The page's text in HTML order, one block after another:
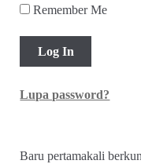
Remember Me
Lupa password?
Baru pertamakali